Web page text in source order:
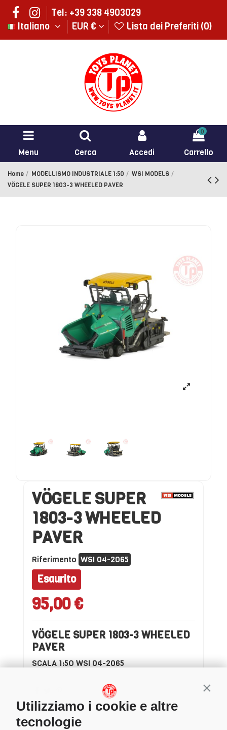
Utilizziamo i cookie e altre
tecnologie
Tel: +39 338 4903029
Italiano
EUR € Lista dei Preferiti (0)
Menu Cerca Accedi
0
Carrello
Home MODELLISMO INDUSTRIALE 1:50
WSI MODELS
VÖGELE SUPER 1803-3 WHEELED PAVER
VÖGELE SUPER
1803-3 WHEELED
PAVER
Riferimento WSI 04-2065
Esaurito
95,00 €
VÖGELE SUPER 1803-3 WHEELED
PAVER
SCALA 1:5O WSI 04-2065